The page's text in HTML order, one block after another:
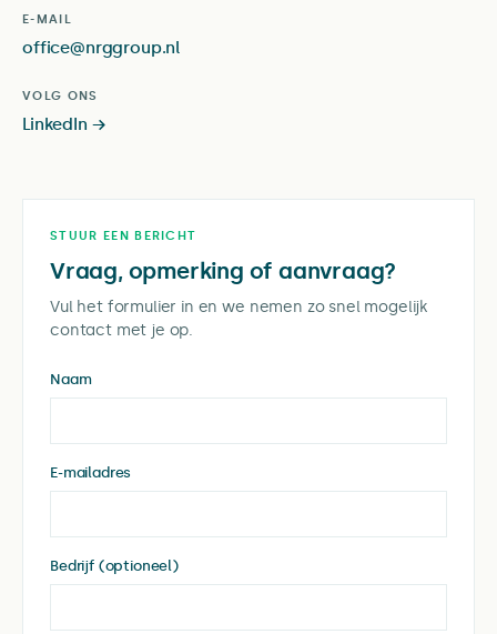
E-MAIL
office@nrggroup.nl
VOLG ONS
LinkedIn →
STUUR EEN BERICHT
Vraag, opmerking of aanvraag?
Vul het formulier in en we nemen zo snel mogelijk
contact met je op.
Naam
E-mailadres
Bedrijf (optioneel)